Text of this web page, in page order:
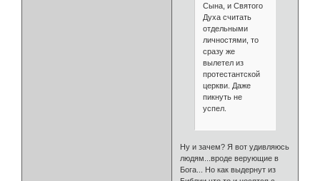
Сына, и Святого
Духа считать
отдельными
личностями, то
сразу же
вылетел из
протестантской
церкви. Даже
пикнуть не
успел.
Ну и зачем? Я вот удивляюсь
людям...вроде верующие в
Бога... Но как выдернут из